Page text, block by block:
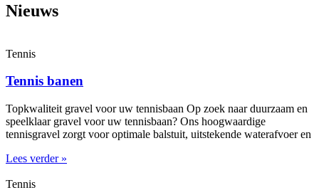
Nieuws
Tennis
Tennis banen
Topkwaliteit gravel voor uw tennisbaan Op zoek naar duurzaam en
speelklaar gravel voor uw tennisbaan? Ons hoogwaardige
tennisgravel zorgt voor optimale balstuit, uitstekende waterafvoer en
Lees verder »
Tennis